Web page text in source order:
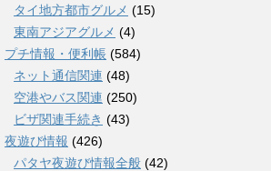
タイ地方都市グルメ (15)
東南アジアグルメ (4)
プチ情報・便利帳 (584)
ネット通信関連 (48)
空港やバス関連 (250)
ビザ関連手続き (43)
夜遊び情報 (426)
パタヤ夜遊び情報全般 (42)